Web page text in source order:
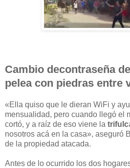
Cambio decontraseña
pelea con piedras entre
«Ella quiso que le dieran WiFi y
mensualidad, pero cuando llegó el
cortó, y a raíz de eso viene la trifulc
nosotros acá en la casa», aseguró
de la propiedad atacada.
Antes de lo ocurrido los dos